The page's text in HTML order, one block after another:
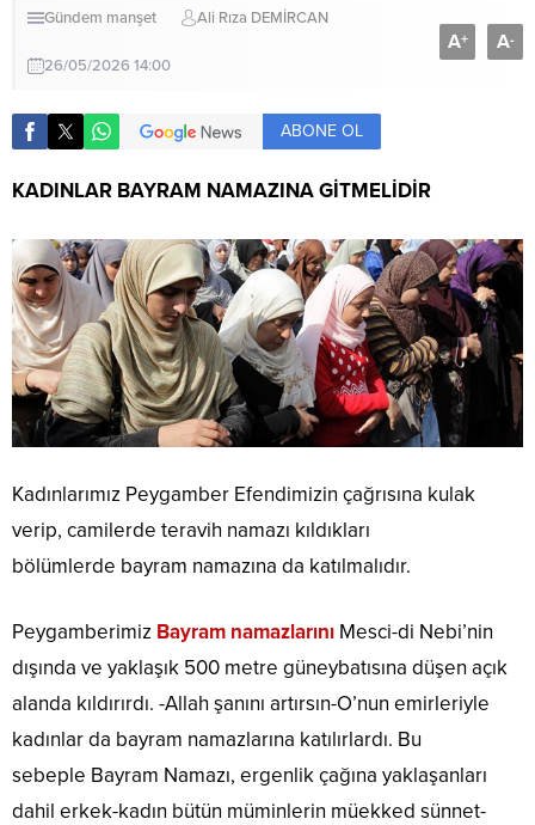
Gündem manşet Ali Rıza DEMİRCAN
26/05/2026 14:00
A+ A-
ABONE OL
KADINLAR BAYRAM NAMAZINA GİTMELİDİR
Kadınlarımız Peygamber Efendimizin çağrısına kulak
verip, camilerde teravih namazı kıldıkları
bölümlerde bayram namazına da katılmalıdır.
Peygamberimiz Bayram namazlarını Mesci-di Nebi’nin
dışında ve yaklaşık 500 metre güneybatısına düşen açık
alanda kıldırırdı. -Allah şanını artırsın-O’nun emirleriyle
kadınlar da bayram namazlarına katılırlardı. Bu
sebeple Bayram Namazı, ergenlik çağına yaklaşanları
dahil erkek-kadın bütün müminlerin müekked sünnet-